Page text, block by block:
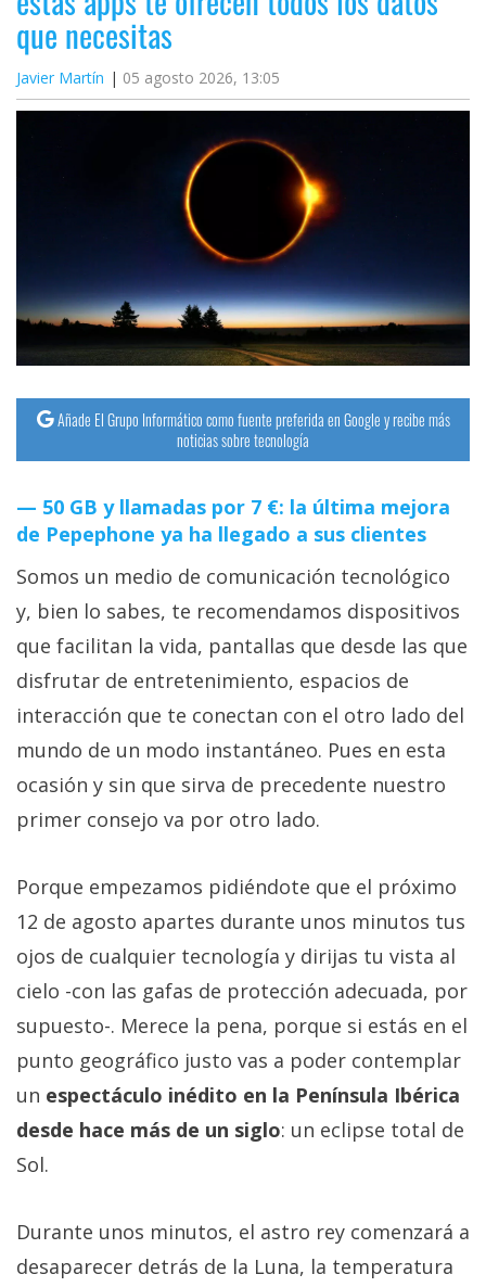
que necesitas
Javier Martín 05 agosto 2026, 13:05
Añade El Grupo Informático como fuente preferida en Google y recibe más
noticias sobre tecnología
50 GB y llamadas por 7 €: la última mejora
de Pepephone ya ha llegado a sus clientes
Somos un medio de comunicación tecnológico
y, bien lo sabes, te recomendamos dispositivos
que facilitan la vida, pantallas que desde las que
disfrutar de entretenimiento, espacios de
interacción que te conectan con el otro lado del
mundo de un modo instantáneo. Pues en esta
ocasión y sin que sirva de precedente nuestro
primer consejo va por otro lado.
Porque empezamos pidiéndote que el próximo
12 de agosto apartes durante unos minutos tus
ojos de cualquier tecnología y dirijas tu vista al
cielo -con las gafas de protección adecuada, por
supuesto-. Merece la pena, porque si estás en el
punto geográfico justo vas a poder contemplar
un espectáculo inédito en la Península Ibérica
desde hace más de un siglo: un eclipse total de
Sol.
Durante unos minutos, el astro rey comenzará a
desaparecer detrás de la Luna, la temperatura